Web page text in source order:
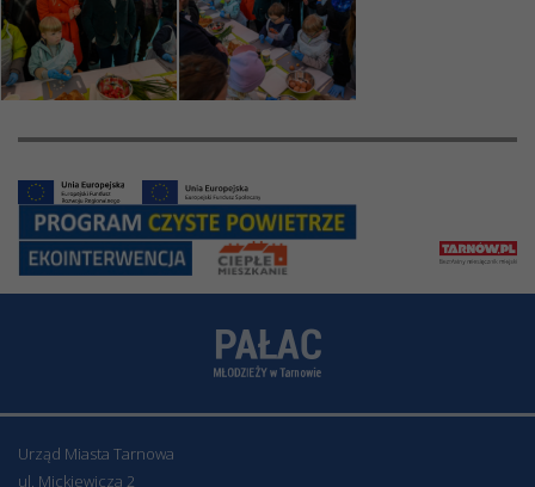
Urząd Miasta Tarnowa
ul. Mickiewicza 2